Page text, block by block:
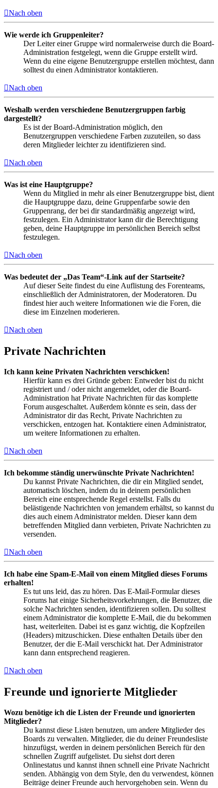
Nach oben
Wie werde ich Gruppenleiter?
Der Leiter einer Gruppe wird normalerweise durch die Board-
Administration festgelegt, wenn die Gruppe erstellt wird.
Wenn du eine eigene Benutzergruppe erstellen möchtest, dann
solltest du einen Administrator kontaktieren.
Nach oben
Weshalb werden verschiedene Benutzergruppen farbig
dargestellt?
Es ist der Board-Administration möglich, den
Benutzergruppen verschiedene Farben zuzuteilen, so dass
deren Mitglieder leichter zu identifizieren sind.
Nach oben
Was ist eine Hauptgruppe?
Wenn du Mitglied in mehr als einer Benutzergruppe bist, dient
die Hauptgruppe dazu, deine Gruppenfarbe sowie den
Gruppenrang, der bei dir standardmäßig angezeigt wird,
festzulegen. Ein Administrator kann dir die Berechtigung
geben, deine Hauptgruppe im persönlichen Bereich selbst
festzulegen.
Nach oben
Was bedeutet der „Das Team“-Link auf der Startseite?
Auf dieser Seite findest du eine Auflistung des Forenteams,
einschließlich der Administratoren, der Moderatoren. Du
findest hier auch weitere Informationen wie die Foren, die
diese im Einzelnen moderieren.
Nach oben
Private Nachrichten
Ich kann keine Privaten Nachrichten verschicken!
Hierfür kann es drei Gründe geben: Entweder bist du nicht
registriert und / oder nicht angemeldet, oder die Board-
Administration hat Private Nachrichten für das komplette
Forum ausgeschaltet. Außerdem könnte es sein, dass der
Administrator dir das Recht, Private Nachrichten zu
verschicken, entzogen hat. Kontaktiere einen Administrator,
um weitere Informationen zu erhalten.
Nach oben
Ich bekomme ständig unerwünschte Private Nachrichten!
Du kannst Private Nachrichten, die dir ein Mitglied sendet,
automatisch löschen, indem du in deinem persönlichen
Bereich eine entsprechende Regel erstellst. Falls du
belästigende Nachrichten von jemandem erhältst, so kannst du
dies auch einem Administrator melden. Dieser kann dem
betreffenden Mitglied dann verbieten, Private Nachrichten zu
versenden.
Nach oben
Ich habe eine Spam-E-Mail von einem Mitglied dieses Forums
erhalten!
Es tut uns leid, das zu hören. Das E-Mail-Formular dieses
Forums hat einige Sicherheitsvorkehrungen, die Benutzer, die
solche Nachrichten senden, identifizieren sollen. Du solltest
einem Administrator die komplette E-Mail, die du bekommen
hast, weiterleiten. Dabei ist es ganz wichtig, die Kopfzeilen
(Headers) mitzuschicken. Diese enthalten Details über den
Benutzer, der die E-Mail verschickt hat. Der Administrator
kann dann entsprechend reagieren.
Nach oben
Freunde und ignorierte Mitglieder
Wozu benötige ich die Listen der Freunde und ignorierten
Mitglieder?
Du kannst diese Listen benutzen, um andere Mitglieder des
Boards zu verwalten. Mitglieder, die du deiner Freundesliste
hinzufügst, werden in deinem persönlichen Bereich für den
schnellen Zugriff aufgelistet. Du siehst dort deren
Onlinestatus und kannst ihnen schnell eine Private Nachricht
senden. Abhängig von dem Style, den du verwendest, können
Beiträge deiner Freunde auch hervorgehoben sein. Wenn du